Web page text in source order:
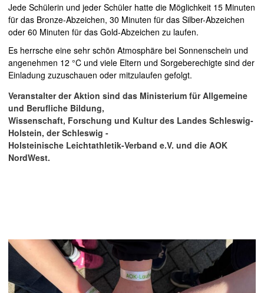
Jede Schülerin und jeder Schüler hatte die Möglichkeit 15 Minuten
für das Bronze-Abzeichen, 30 Minuten für das Silber-Abzeichen
oder 60 Minuten für das Gold-Abzeichen zu laufen.
Es herrsche eine sehr schön Atmosphäre bei Sonnenschein und
angenehmen 12 °C und viele Eltern und Sorgeberechigte sind der
Einladung zuzuschauen oder mitzulaufen gefolgt.
Veranstalter der Aktion sind das Ministerium für Allgemeine
und Berufliche Bildung,
Wissenschaft, Forschung und Kultur des Landes Schleswig-
Holstein, der Schleswig -
Holsteinische Leichtathletik-Verband e.V. und die AOK
NordWest.